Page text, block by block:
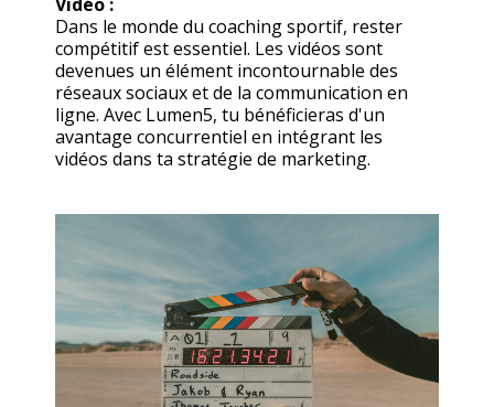
Dans le monde du coaching sportif, rester
compétitif est essentiel. Les vidéos sont
devenues un élément incontournable des
réseaux sociaux et de la communication en
ligne. Avec Lumen5, tu bénéficieras d'un
avantage concurrentiel en intégrant les
vidéos dans ta stratégie de marketing.